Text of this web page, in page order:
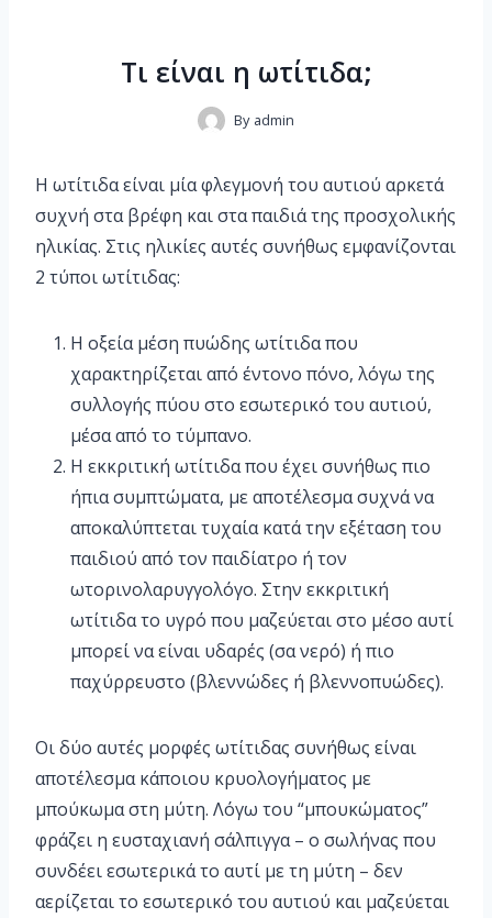
Τι είναι η ωτίτιδα;
By admin
Η ωτίτιδα είναι μία φλεγμονή του αυτιού αρκετά
συχνή στα βρέφη και στα παιδιά της προσχολικής
ηλικίας. Στις ηλικίες αυτές συνήθως εμφανίζονται
2 τύποι ωτίτιδας:
Η οξεία μέση πυώδης ωτίτιδα που
χαρακτηρίζεται από έντονο πόνο, λόγω της
συλλογής πύου στο εσωτερικό του αυτιού,
μέσα από το τύμπανο.
Η εκκριτική ωτίτιδα που έχει συνήθως πιο
ήπια συμπτώματα, με αποτέλεσμα συχνά να
αποκαλύπτεται τυχαία κατά την εξέταση του
παιδιού από τον παιδίατρο ή τον
ωτορινολαρυγγολόγο. Στην εκκριτική
ωτίτιδα το υγρό που μαζεύεται στο μέσο αυτί
μπορεί να είναι υδαρές (σα νερό) ή πιο
παχύρρευστο (βλεννώδες ή βλεννοπυώδες).
Οι δύο αυτές μορφές ωτίτιδας συνήθως είναι
αποτέλεσμα κάποιου κρυολογήματος με
μπούκωμα στη μύτη. Λόγω του “μπουκώματος”
φράζει η ευσταχιανή σάλπιγγα – ο σωλήνας που
συνδέει εσωτερικά το αυτί με τη μύτη – δεν
αερίζεται το εσωτερικό του αυτιού και μαζεύεται